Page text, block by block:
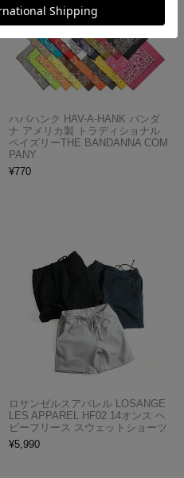
ハバハンク HAV-A-HANK バンダ
ナ アメリカ製 トラディショナル
ペイズリーTHE BANDANNA COM
PANY
¥770
ロサンゼルスアパレル LOSANGE
LES APPAREL HF02 14オンス ヘ
ビーフリース スウェットショーツ
¥5,990